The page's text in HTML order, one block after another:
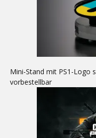
Mini-Stand mit PS1-Logo
vorbestellbar